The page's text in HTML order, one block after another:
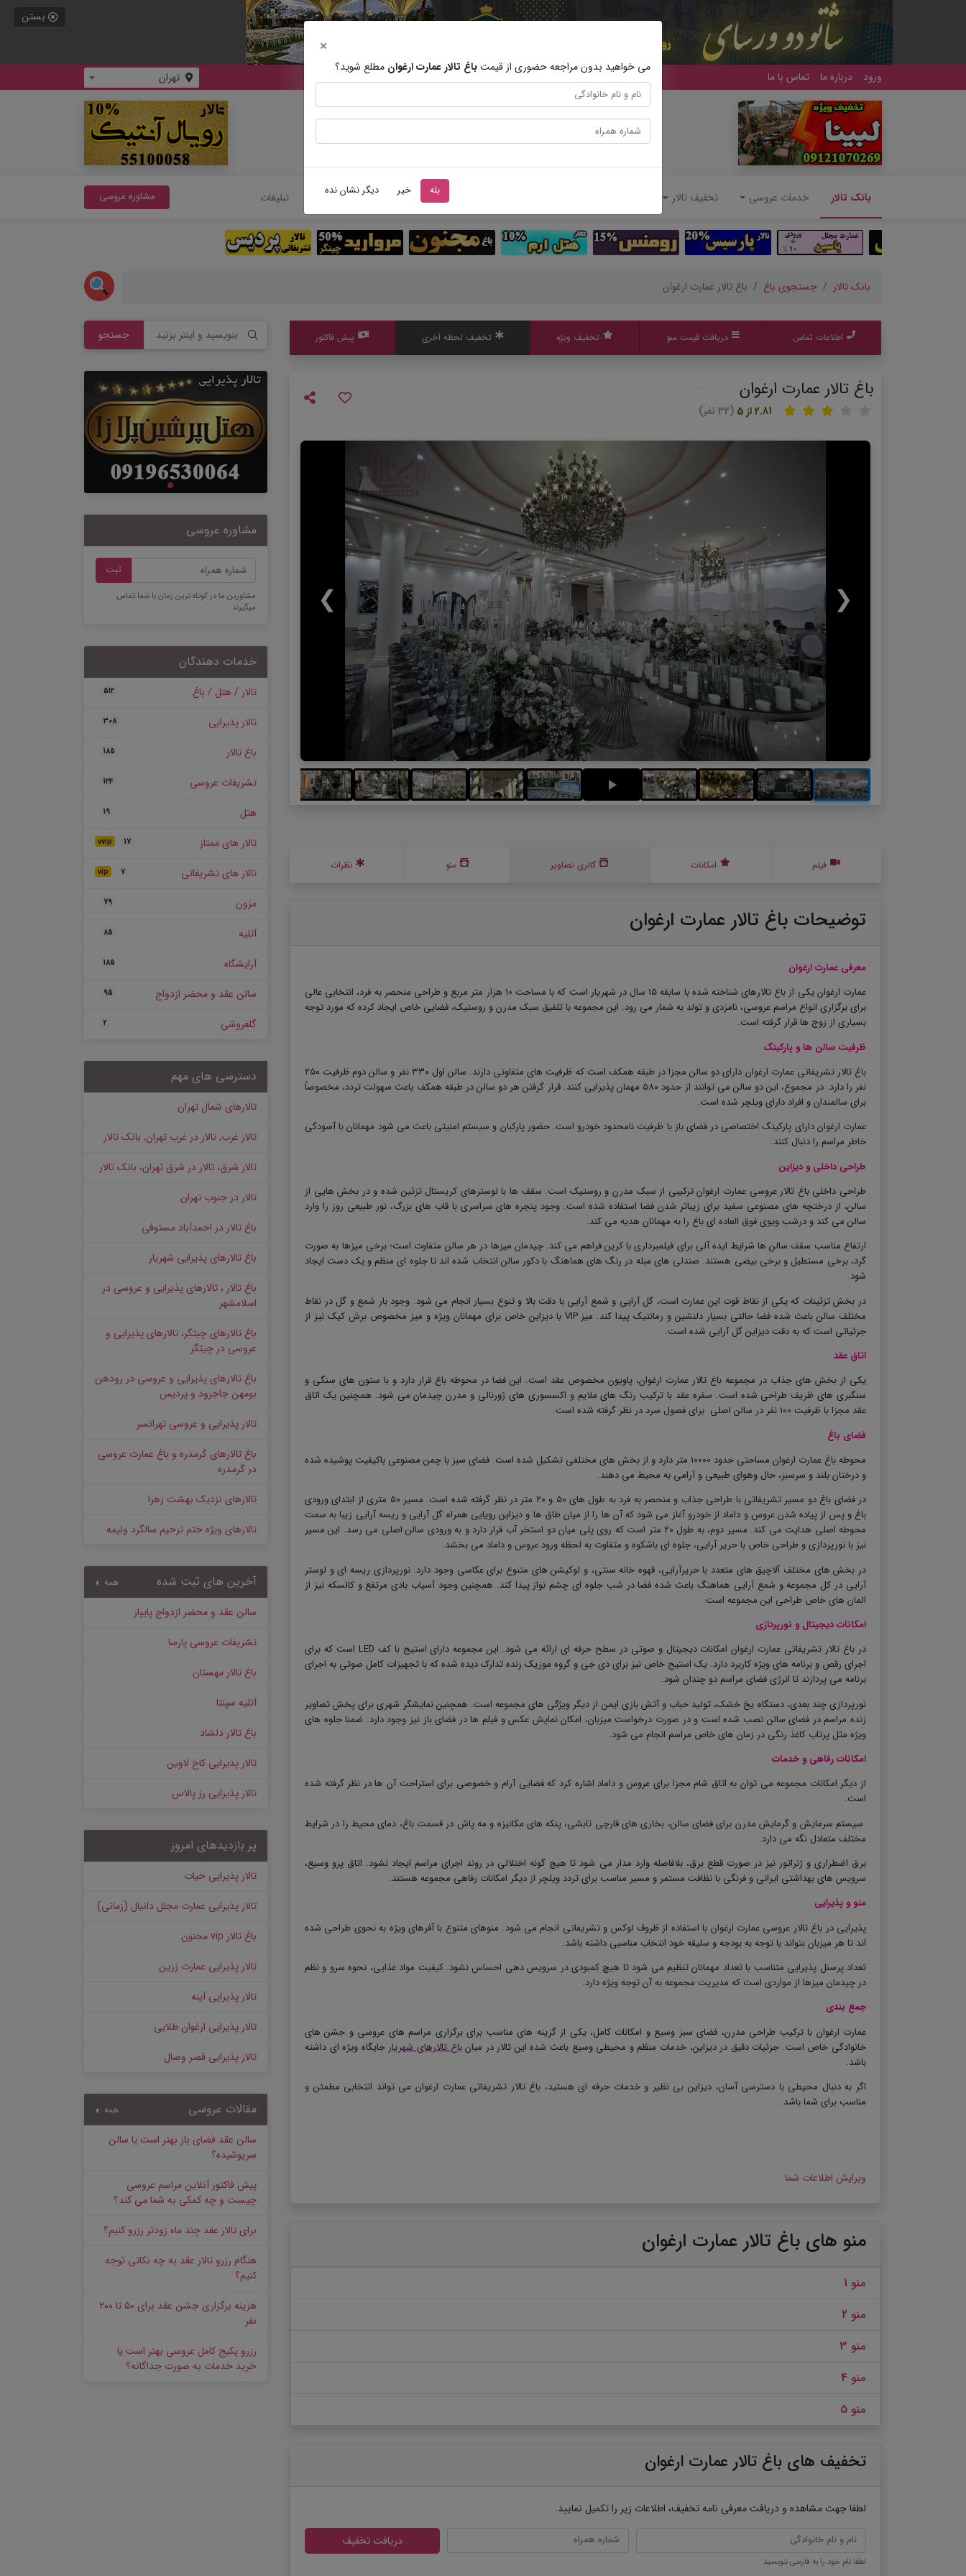
بستن
ورود درباره ما تماس با ما تهران
بانک تالار خدمات عروسی تخفیف تالار مقالات تشریفات عروسی تبلیغات مشاوره عروسی
بانک تالار جستجوی باغ باغ تالار عمارت ارغوان
اطلاعات تماس دریافت قیمت منو تخفیف ویژه تخفیف لحظه آخری پیش فاکتور
باغ تالار عمارت ارغوان
(32 نفر)
❮
❯
فیلم امکانات گالری تصاویر منو نظرات
توضیحات باغ تالار عمارت ارغوان
معرفی عمارت ارغوان
عمارت ارغوان یکی از باغ تالارهای شناخته شده با سابقه 15 سال در شهریار است که با مساحت 10 هزار متر مربع و طراحی منحصر به فرد، انتخابی عالی
برای برگزاری انواع مراسم عروسی، نامزدی و تولد به شمار می رود. این مجموعه با تلفیق سبک مدرن و روستیک، فضایی خاص ایجاد کرده که مورد توجه
بسیاری از زوج ها قرار گرفته است.
ظرفیت سالن ها و پارکینگ
باغ تالار تشریفاتی عمارت ارغوان دارای دو سالن مجزا در طبقه همکف است که ظرفیت های متفاوتی دارند. سالن اول ۳۳۰ نفر و سالن دوم ظرفیت ۲۵۰
نفر را دارد. در مجموع، این دو سالن می توانند از حدود ۵8۰ مهمان پذیرایی کنند. قرار گرفتن هر دو سالن در طبقه همکف باعث سهولت تردد، مخصوصاً
برای سالمندان و افراد دارای ویلچر شده است.
عمارت ارغوان دارای پارکینگ اختصاصی در فضای باز با ظرفیت نامحدود خودرو است. حضور پارکبان و سیستم امنیتی باعث می شود مهمانان با آسودگی
خاطر مراسم را دنبال کنند.
طراحی داخلی و دیزاین
طراحی داخلی باغ تالار عروسی عمارت ارغوان ترکیبی از سبک مدرن و روستیک است. سقف ها با لوسترهای کریستال تزئین شده و در بخش هایی از
سالن، از درختچه های مصنوعی سفید برای زیباتر شدن فضا استفاده شده است. وجود پنجره های سراسری با قاب های بزرگ، نور طبیعی روز را وارد
سالن می کند و درشب ویوی فوق العاده ای باغ را به مهمانان هدیه می کند.
ارتفاع مناسب سقف سالن ها شرایط ایده آلی برای فیلمبرداری با کرین فراهم می کند. چیدمان میزها در هر سالن متفاوت است؛ برخی میزها به صورت
گرد، برخی مستطیل و برخی بیضی هستند. صندلی های مبله در رنگ های هماهنگ با دکور سالن انتخاب شده اند تا جلوه ای منظم و یک دست ایجاد
شود.
در بخش تزئینات که یکی از نقاط قوت این عمارت است، گل آرایی و شمع آرایی با دقت بالا و تنوع بسیار انجام می شود. وجود بار شمع و گل در نقاط
مختلف سالن باعث شده فضا حالتی بسیار دلنشین و رمانتیک پیدا کند. میزVIP با دیزاین خاص برای مهمانان ویژه و میز مخصوص برش کیک نیز از
جزئیاتی است که به دقت دیزاین گل آرایی شده است.
اتاق عقد
یکی از بخش های جذاب در مجموعه باغ تالار عمارت ارغوان، پاویون مخصوص عقد است. این فضا در محوطه باغ قرار دارد و با ستون های سنگی و
سنگبری های ظریف طراحی شده است. سفره عقد با ترکیب رنگ های ملایم و اکسسوری های ژورنالی و مدرن چیدمان می شود. همچنین یک اتاق
عقد مجزا با ظرفیت 100 نفر در سالن اصلی برای فصول سرد در نظر گرفته شده است.
فضای باغ
محوطه باغ عمارت ارغوان مساحتی حدود 10000 متر دارد و از بخش های مختلفی تشکیل شده است. فضای سبز با چمن مصنوعی باکیفیت پوشیده شده
و درختان بلند و سرسبز، حال وهوای طبیعی و آرامی به محیط می دهند.
در فضای باغ دو مسیر تشریفاتی با طراحی جذاب و منحصر به فرد به طول های ۵۰ و ۲۰ متر در نظر گرفته شده است. مسیر ۵۰ متری از ابتدای ورودی
باغ و پس از پیاده شدن عروس و داماد از خودرو آغاز می شود که آن ها را از میان طاق ها و دیزاین رویایی همراه گل آرایی و ریسه آرایی زیبا به سمت
محوطه اصلی هدایت می کند. مسیر دوم، به طول ۲۰ متر است که روی پلی میان دو استخر آب قرار دارد و به ورودی سالن اصلی می رسد. این مسیر
نیز با نورپردازی و طراحی خاص با حریر آرایی، جلوه ای باشکوه و متفاوت به لحظه ورود عروس و داماد می بخشد.
در بخش های مختلف آلاچیق های متعدد با حریرآرایی، قهوه خانه سنتی، و لوکیشن های متنوع برای عکاسی وجود دارد. نورپردازی ریسه ای و لوستر
آرایی در کل مجموعه و شمع آرایی هماهنگ باعث شده فضا در شب جلوه ای چشم نواز پیدا کند. همچنین وجود آسیاب بادی مرتفع و کالسکه نیز از
المان های خاص طراحی این مجموعه است.
امکانات دیجیتال و نورپردازی
در باغ تالار تشریفاتی عمارت ارغوان امکانات دیجیتال و صوتی در سطح حرفه ای ارائه می شود. این مجموعه دارای استیج با کف LED است که برای
اجرای رقص و برنامه های ویژه کاربرد دارد. یک استیج خاص نیز برای دی جی و گروه موزیک زنده تدارک دیده شده که با تجهیزات کامل صوتی به اجرای
برنامه می پردازند تا انرژی فضای مراسم دو چندان شود.
نورپردازی چند بعدی، دستگاه یخ خشک، تولید حباب و آتش بازی ایمن از دیگر ویژگی های مجموعه است. همچنین نمایشگر شهری برای پخش تصاویر
زنده مراسم در فضای سالن نصب شده است و در صورت درخواست میزبان، امکان نمایش عکس و فیلم ها در فضای باز نیز وجود دارد. ضمنا جلوه های
ویژه مثل پرتاب کاغذ رنگی در زمان های خاص مراسم انجام می شود.
امکانات رفاهی و خدمات
از دیگر امکانات مجموعه می توان به اتاق شام مجزا برای عروس و داماد اشاره کرد که فضایی آرام و خصوصی برای استراحت آن ها در نظر گرفته شده
است.
سیستم سرمایش و گرمایش مدرن برای فضای سالن، بخاری های قارچی تابشی، پنکه های مکانیزه و مه پاش در قسمت باغ، دمای محیط را در شرایط
مختلف متعادل نگه می دارد.
برق اضطراری و ژنراتور نیز در صورت قطع برق، بلافاصله وارد مدار می شود تا هیچ گونه اختلالی در روند اجرای مراسم ایجاد نشود. اتاق پرو وسیع،
سرویس های بهداشتی ایرانی و فرنگی با نظافت مستمر و مسیر مناسب برای تردد ویلچر از دیگر امکانات رفاهی مجموعه هستند.
منو و پذیرایی
پذیرایی در باغ تالار عروسی عمارت ارغوان با استفاده از ظروف لوکس و تشریفاتی انجام می شود. منوهای متنوع با آفرهای ویژه به نحوی طراحی شده
اند تا هر میزبان بتواند با توجه به بودجه و سلیقه خود انتخاب مناسبی داشته باشد.
تعداد پرسنل پذیرایی متناسب با تعداد مهمانان تنظیم می شود تا هیچ کمبودی در سرویس دهی احساس نشود. کیفیت مواد غذایی، نحوه سرو و نظم
در چیدمان میزها از مواردی است که مدیریت مجموعه به آن توجه ویژه دارد.
جمع بندی
عمارت ارغوان با ترکیب طراحی مدرن، فضای سبز وسیع و امکانات کامل، یکی از گزینه های مناسب برای برگزاری مراسم های عروسی و جشن های
خانوادگی خاص است. جزئیات دقیق در دیزاین، خدمات منظم و محیطی وسیع باعث شده این تالار در میانباغ تالارهای شهریار جایگاه ویژه ای داشته
باشد.
اگر به دنبال محیطی با دسترسی آسان، دیزاین بی نظیر و خدمات حرفه ای هستید، باغ تالار تشریفاتی عمارت ارغوان می تواند انتخابی مطمئن و
مناسب برای شما باشد.
ویرایش اطلاعات شما
منو های باغ تالار عمارت ارغوان
منو 1
منو 2
منو 3
منو 4
منو 5
تخفیف های باغ تالار عمارت ارغوان
لطفا جهت مشاهده و دریافت معرفی نامه تخفیف، اطلاعات زیر را تکمیل نمایید.
لطفا نام خود را به فارسی بنویسید.
دریافت تخفیف
جستجو
مشاوره عروسی
ثبت
مشاورین ما در کوتاه ترین زمان با شما تماس
میگیرند .
خدمات دهندگان
تالار / هتل / باغ 512
تالار پذیرایی 308
باغ تالار 185
تشریفات عروسی 124
هتل 19
تالار های ممتاز vvip 17
تالار های تشریفاتی vip 7
مزون 79
آتلیه 85
آرایشگاه 185
سالن عقد و محضر ازدواج 95
گلفروشی 2
دسترسی های مهم
تالارهای شمال تهران
تالار غرب, تالار در غرب تهران, بانک تالار
تالار شرق، تالار در شرق تهران، بانک تالار
تالار در جنوب تهران
باغ تالار در احمدآباد مستوفی
باغ تالارهای پذیرایی شهریار
باغ تالار ، تالارهای پذیرایی و عروسی در
اسلامشهر
باغ تالارهای چیتگر، تالارهای پذیرایی و
عروسی در چیتگر
باغ تالارهای پذیرایی و عروسی در رودهن
بومهن جاجرود و پردیس
تالار پذیرایی و عروسی تهرانسر
باغ تالارهای گرمدره و باغ عمارت عروسی
در گرمدره
تالارهای نزدیک بهشت زهرا
تالارهای ویژه ختم ترحیم سالگرد ولیمه
آخرین های ثبت شده همه
سالن عقد و محضر ازدواج پایپار
تشریفات عروسی پارسا
باغ تالار مهستان
آتلیه سپنتا
باغ تالار دلشاد
تالار پذیرایی کاخ لاوین
تالار پذیرایی رز پالاس
پر بازدیدهای امروز
تالار پذیرایی حیات
تالار پذیرایی عمارت مجلل دانیال (زمانی)
باغ تالار vip مجنون
تالار پذیرایی عمارت زرین
تالار پذیرایی آینه
تالار پذیرایی ارغوان طلایی
تالار پذیرایی قصر وصال
مقالات عروسی همه
سالن عقد فضای باز بهتر است یا سالن
سرپوشیده؟
پیش‌ فاکتور آنلاین مراسم عروسی
چیست و چه کمکی به شما می کند؟
برای تالار عقد چند ماه زودتر رزرو کنیم؟
هنگام رزرو تالار عقد به چه نکاتی توجه
کنیم؟
هزینه برگزاری جشن عقد برای ۵۰ تا ۲۰۰
نفر
رزرو پکیج کامل عروسی بهتر است یا
خرید خدمات به‌ صورت جداگانه؟
×
می خواهید بدون مراجعه حضوری از قیمتباغ تالار عمارت ارغوان مطلع شوید؟
بله خیر دیگر نشان نده